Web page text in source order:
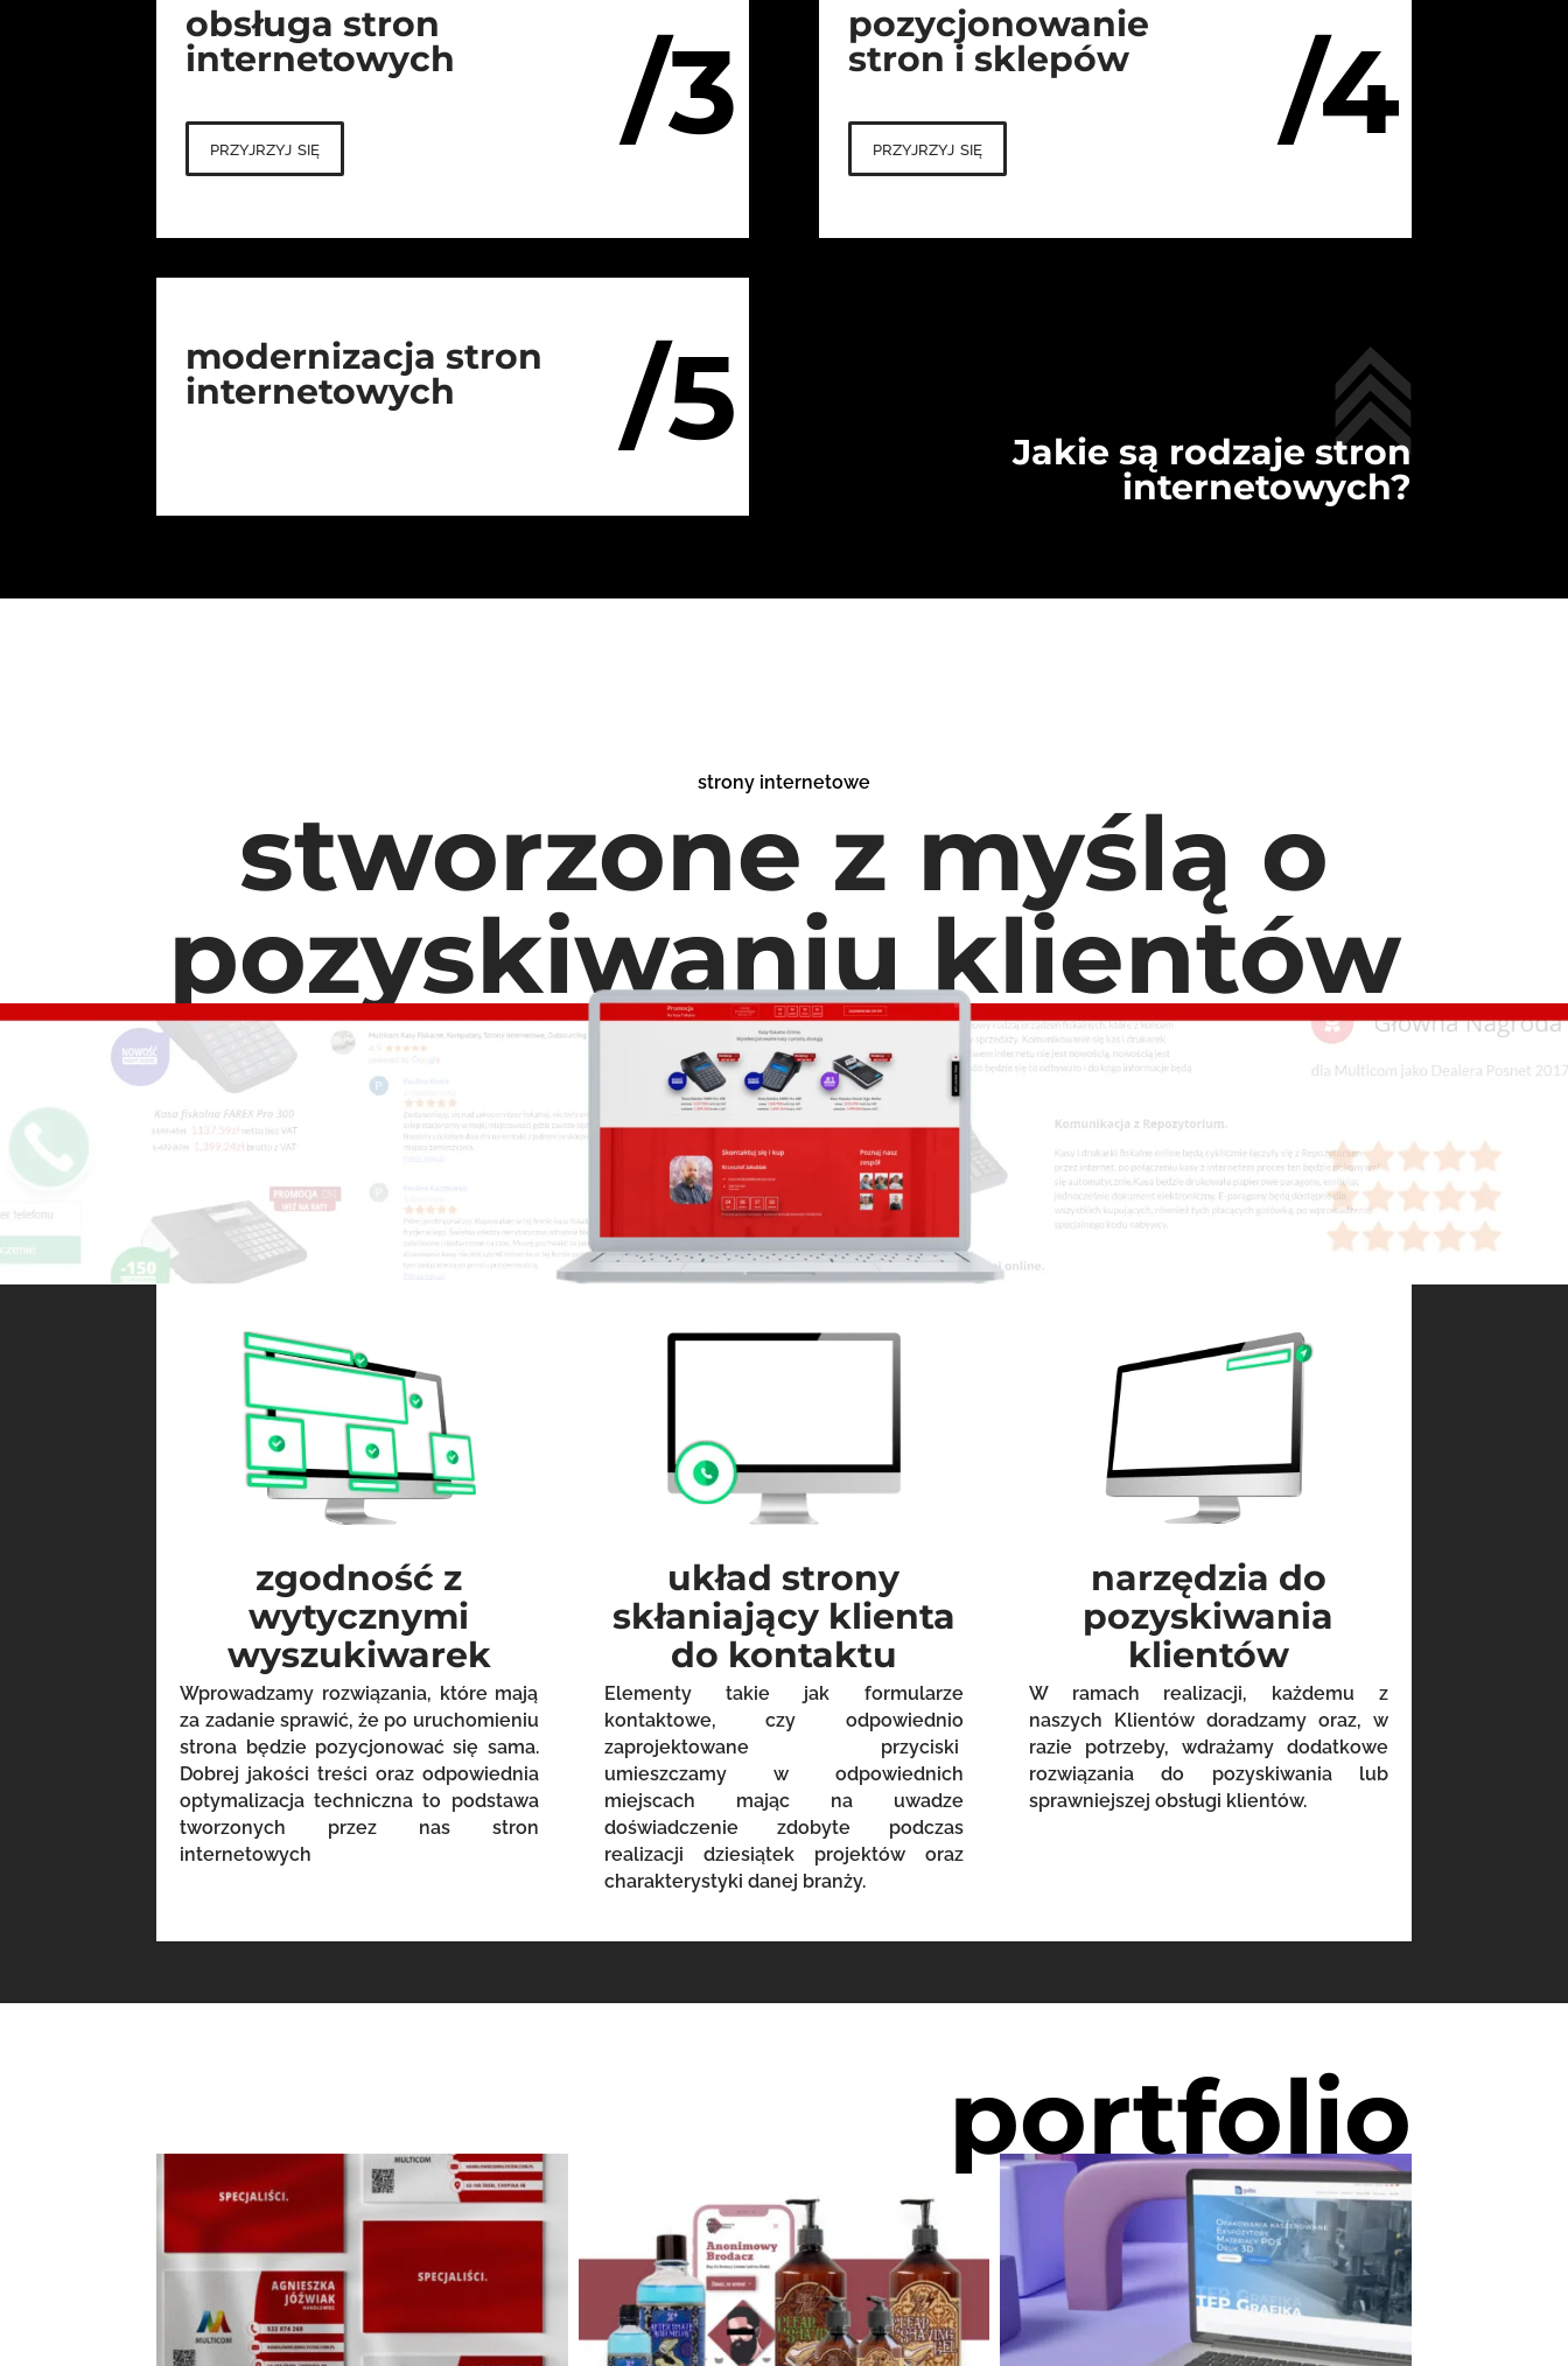
/3
obsługa stron
internetowych
przyjrzyj się /4
pozycjonowanie
stron i sklepów
przyjrzyj się
/5
modernizacja stron
internetowych
Jakie są rodzaje stron
internetowych?
strony internetowe
stworzone z myślą o
pozyskiwaniu klientów
zgodność z
wytycznymi
wyszukiwarek
Wprowadzamy rozwiązania, które mają
za zadanie sprawić, że po uruchomieniu
strona będzie pozycjonować się sama.
Dobrej jakości treści oraz odpowiednia
optymalizacja techniczna to podstawa
tworzonych przez nas stron
internetowych
układ strony
skłaniający klienta
do kontaktu
Elementy takie jak formularze
kontaktowe, czy odpowiednio
zaprojektowane przyciski
umieszczamy w odpowiednich
miejscach mając na uwadze
doświadczenie zdobyte podczas
realizacji dziesiątek projektów oraz
charakterystyki danej branży.
narzędzia do
pozyskiwania
klientów
W ramach realizacji, każdemu z
naszych Klientów doradzamy oraz, w
razie potrzeby, wdrażamy dodatkowe
rozwiązania do pozyskiwania lub
sprawniejszej obsługi klientów.
portfolio